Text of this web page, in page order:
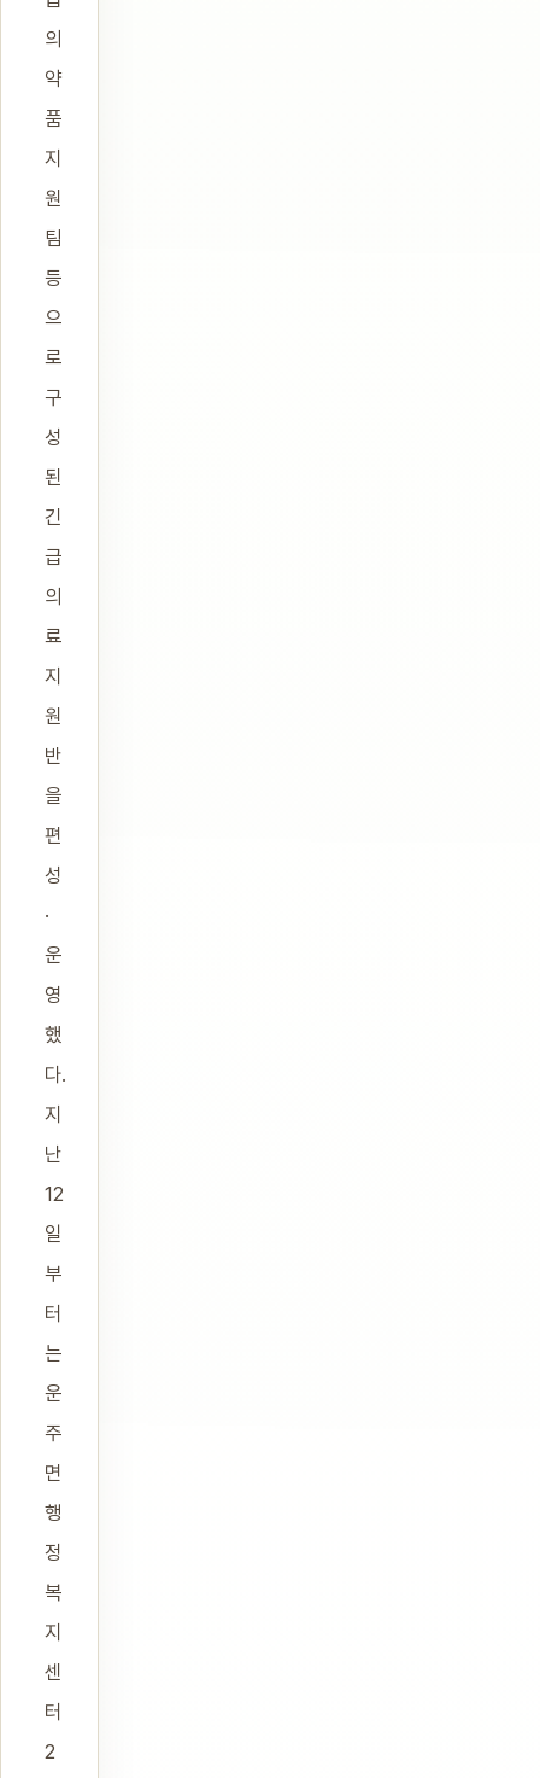
의
약
품
지
원
팀
등
으
로
구
성
된
긴
급
의
료
지
원
반
을
편
성
·
운
영
했
다.
지
난
12
일
부
터
는
운
주
면
행
정
복
지
센
터
2